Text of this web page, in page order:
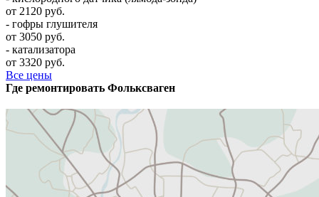
от 2120 руб.
- гофры глушителя
от 3050 руб.
- катализатора
от 3320 руб.
Все цены
Где ремонтировать Фолькcваген